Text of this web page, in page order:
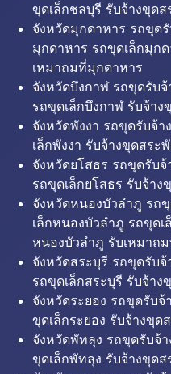
ขุดเล็กชลบุรี รับจ้างขุด
จังหวัดมุกดาหาร รถขุด
มุกดาหาร รถขุดเล็กมุก
เหมาถมที่มุกดาหาร
จังหวัดบึงกาฬ รถขุดรับ
รถขุดเล็กบึงกาฬ รับจ้า
จังหวัดพังงา รถขุดรับจ้า
เล็กพังงา รับจ้างขุดสระ
จังหวัดยโสธร รถขุดรับ
รถขุดเล็กยโสธร รับจ้า
จังหวัดหนองบัวลำภู รถ
เล็กหนองบัวลำภู รถขุด
หนองบัวลำภู รับเหมาถ
จังหวัดสระบุรี รถขุดรับ
รถขุดเล็กสระบุรี รับจ้า
จังหวัดระยอง รถขุดรับจ้
ขุดเล็กระยอง รับจ้างขุด
จังหวัดพัทลุง รถขุดรับจ้
ขุดเล็กพัทลุง รับจ้างขุด